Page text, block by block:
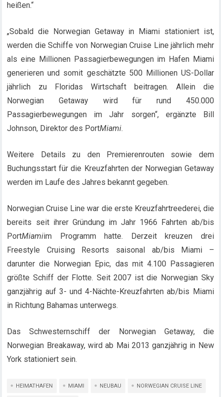
heißen.“
„Sobald die Norwegian Getaway in Miami stationiert ist,
werden die Schiffe von Norwegian Cruise Line jährlich mehr
als eine Millionen Passagierbewegungen im Hafen Miami
generieren und somit geschätzte 500 Millionen US-Dollar
jährlich zu Floridas Wirtschaft beitragen. Allein die
Norwegian Getaway wird für rund 450.000
Passagierbewegungen im Jahr sorgen“, ergänzte Bill
Johnson, Direktor des PortMiami.
Weitere Details zu den Premierenrouten sowie dem
Buchungsstart für die Kreuzfahrten der Norwegian Getaway
werden im Laufe des Jahres bekannt gegeben.
Norwegian Cruise Line war die erste Kreuzfahrtreederei, die
bereits seit ihrer Gründung im Jahr 1966 Fahrten ab/bis
PortMiamiim Programm hatte. Derzeit kreuzen drei
Freestyle Cruising Resorts saisonal ab/bis Miami –
darunter die Norwegian Epic, das mit 4.100 Passagieren
größte Schiff der Flotte. Seit 2007 ist die Norwegian Sky
ganzjährig auf 3- und 4-Nächte-Kreuzfahrten ab/bis Miami
in Richtung Bahamas unterwegs.
Das Schwesternschiff der Norwegian Getaway, die
Norwegian Breakaway, wird ab Mai 2013 ganzjährig in New
York stationiert sein.
HEIMATHAFEN MIAMI NEUBAU NORWEGIAN CRUISE LINE